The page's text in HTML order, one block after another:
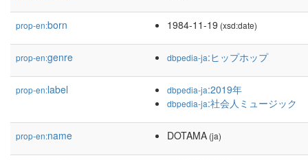
prop-en:born 1984-11-19 (xsd:date)
prop-en:genre dbpedia-ja:ヒップホップ
prop-en:label dbpedia-ja:2019年
dbpedia-ja:社会人ミュージック
prop-en:name DOTAMA (ja)